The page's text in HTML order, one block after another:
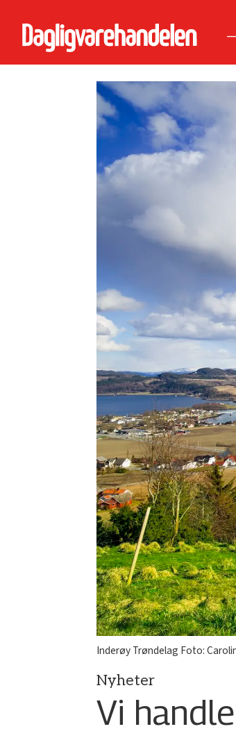
Inderøy Trøndelag Foto:
Nyheter
Vi